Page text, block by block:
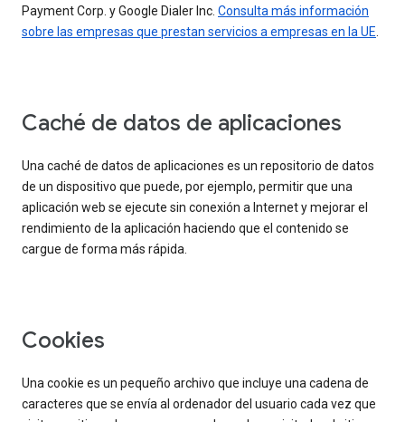
Payment Corp. y Google Dialer Inc. Consulta más información
sobre las empresas que prestan servicios a empresas en la UE.
Caché de datos de aplicaciones
Una caché de datos de aplicaciones es un repositorio de datos
de un dispositivo que puede, por ejemplo, permitir que una
aplicación web se ejecute sin conexión a Internet y mejorar el
rendimiento de la aplicación haciendo que el contenido se
cargue de forma más rápida.
Cookies
Una cookie es un pequeño archivo que incluye una cadena de
caracteres que se envía al ordenador del usuario cada vez que